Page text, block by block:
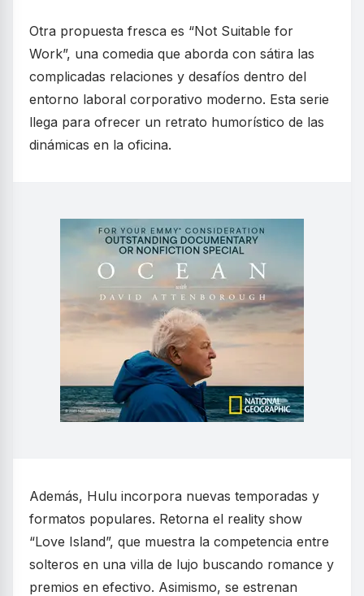
Otra propuesta fresca es “Not Suitable for
Work”, una comedia que aborda con sátira las
complicadas relaciones y desafíos dentro del
entorno laboral corporativo moderno. Esta serie
llega para ofrecer un retrato humorístico de las
dinámicas en la oficina.
Además, Hulu incorpora nuevas temporadas y
formatos populares. Retorna el reality show
“Love Island”, que muestra la competencia entre
solteros en una villa de lujo buscando romance y
premios en efectivo. Asimismo, se estrenan